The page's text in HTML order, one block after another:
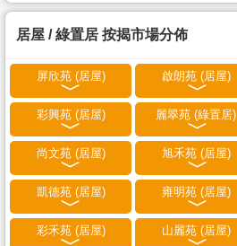
居屋 / 綠置居 按揭市場分佈
屏欣苑 (居屋) 啟朗苑 (居屋)
彩興苑 (居屋) 麗翠苑 (綠置居)
尚文苑 (居屋) 旭禾苑 (居屋)
凱德苑 (居屋) 雍明苑 (居屋)
彩禾苑 (居屋) 山麗苑 (居屋)